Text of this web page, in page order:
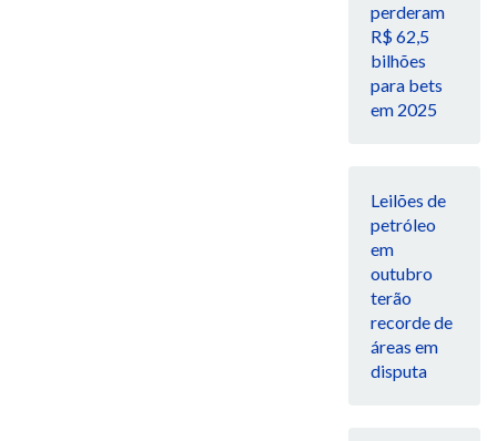
perderam
R$ 62,5
bilhões
para bets
em 2025
Leilões de
petróleo
em
outubro
terão
recorde de
áreas em
disputa